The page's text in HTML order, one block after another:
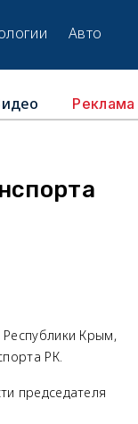
Авто
Реклама
Крым,
РК.
председателя